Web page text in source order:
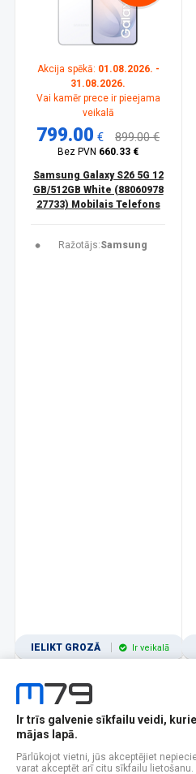
Akcija spēkā: 01.08.2026. -
31.08.2026.
Vai kamēr prece ir pieejama
veikalā
799.00 € 899.00 €
Bez PVN 660.33 €
Samsung Galaxy S26 5G 12
GB/512GB White (88060978
27733) Mobilais Telefons
Ražotājs:Samsung
IELIKT GROZĀ Ir veikalā
1 2 3 4 5
Popularitātes Rādīt 12
Ir trīs galvenie sīkfailu veidi,
mājas lapā.
Pārlūkojot vietni, jūs akceptējiet
varat akceptēt arī citu sīkfailu lietošanu.